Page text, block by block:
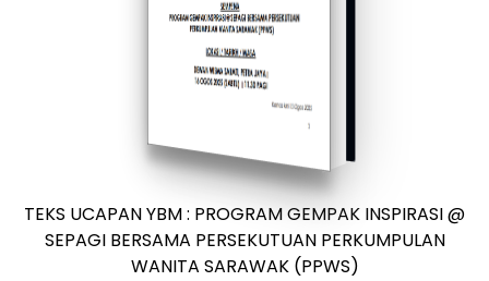
TEKS UCAPAN YBM : PROGRAM GEMPAK INSPIRASI @
SEPAGI BERSAMA PERSEKUTUAN PERKUMPULAN
WANITA SARAWAK (PPWS)